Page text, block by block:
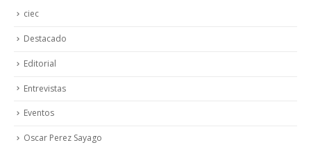
ciec
Destacado
Editorial
Entrevistas
Eventos
Oscar Perez Sayago